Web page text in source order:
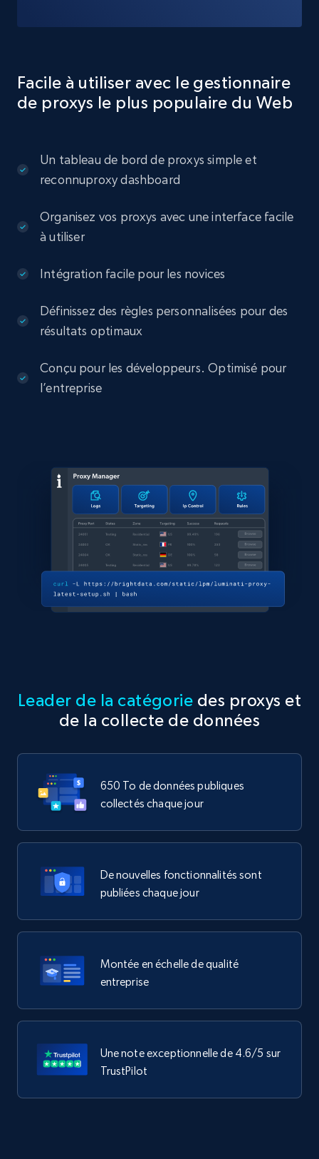
Facile à utiliser avec le gestionnaire
de proxys le plus populaire du Web
Un tableau de bord de proxys simple et
reconnuproxy dashboard
Organisez vos proxys avec une interface facile
à utiliser
Intégration facile pour les novices
Définissez des règles personnalisées pour des
résultats optimaux
Conçu pour les développeurs. Optimisé pour
l’entreprise
Leader de la catégorie des proxys et
de la collecte de données
650 To de données publiques
collectés chaque jour
De nouvelles fonctionnalités sont
publiées chaque jour
Montée en échelle de qualité
entreprise
Une note exceptionnelle de 4.6/5 sur
TrustPilot